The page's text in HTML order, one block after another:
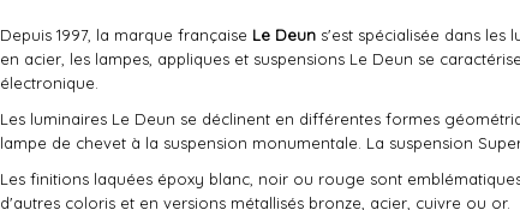
Depuis 1997, la marque française Le Deun s'est spécialisée dans les
en acier, les lampes, appliques et suspensions Le Deun se
électronique.
Les luminaires Le Deun se déclinent en différentes formes
lampe de chevet à la suspension monumentale. La suspension
Les finitions laquées époxy blanc, noir ou rouge sont
d'autres coloris et en versions métallisés bronze, acier, cuivre ou or.